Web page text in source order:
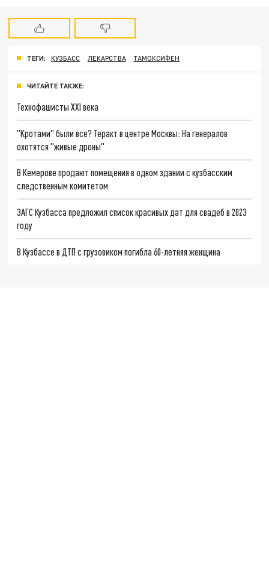
ТЕГИ: КУЗБАСС ЛЕКАРСТВА ТАМОКСИФЕН
ЧИТАЙТЕ ТАКЖЕ:
Технофашисты XXI века
"Кротами" были все? Теракт в центре Москвы: На генералов
охотятся "живые дроны"
В Кемерове продают помещения в одном здании с кузбасским
следственным комитетом
ЗАГС Кузбасса предложил список красивых дат для свадеб в 2023
году
В Кузбассе в ДТП с грузовиком погибла 60-летняя женщина